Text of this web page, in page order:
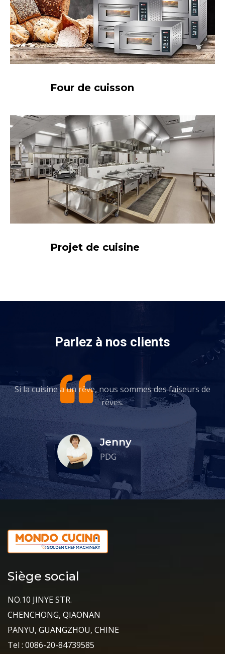
Four de cuisson
Projet de cuisine
Parlez à nos clients
Si la cuisine a un rêve, nous sommes des faiseurs de
rêves.
Jenny
PDG
Siège social
NO.10 JINYE STR.
CHENCHONG, QIAONAN
PANYU, GUANGZHOU, CHINE
Tel : 0086-20-84739585